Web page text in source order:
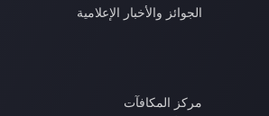
الجوائز والأخبار الإعلامية
مركز المكافآت